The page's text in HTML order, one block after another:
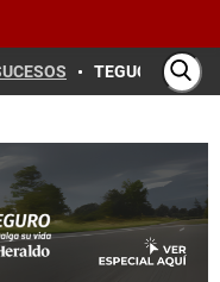
TEGUCIGALPA